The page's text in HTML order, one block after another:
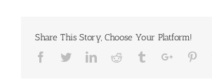
Share This Story, Choose Your Platform!
Facebook
TwitterLinkedinReddit TumblrGoogle+